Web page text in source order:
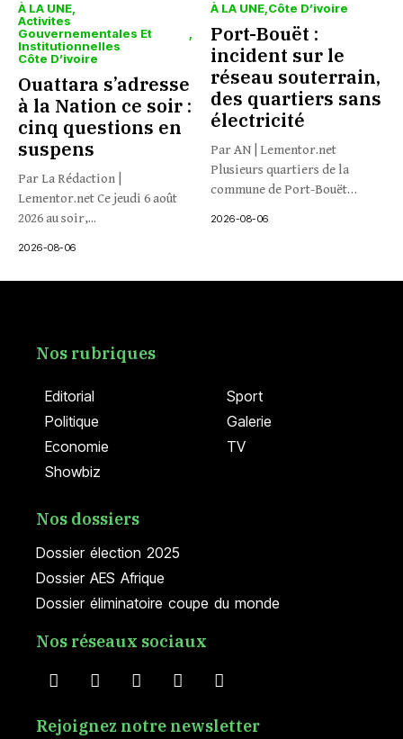
À LA UNE
Activites
Gouvernementales Et
Institutionnelles
Côte D’ivoire
Ouattara s’adresse
à la Nation ce soir :
cinq questions en
suspens
Par La Rédaction |
Lementor.net Ce jeudi 6 août
2026 au soir,...
2026-08-06
À LA UNE Côte D’ivoire
Port-Bouët :
incident sur le
réseau souterrain,
des quartiers sans
électricité
Par AN | Lementor.net
Plusieurs quartiers de la
commune de Port-Bouët
2026-08-06
Editorial
Politique
Economie
Showbiz
Sport
Galerie
TV
Nos rubriques
Dossier élection 2025
Dossier AES Afrique
Dossier éliminatoire coupe du monde
Nos dossiers
Nos réseaux sociaux
Rejoignez notre newsletter